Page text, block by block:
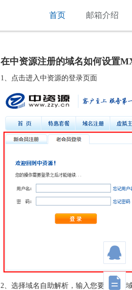
首页 邮箱介绍
在中资源注册的域名如何设置
1、点击进入中资源的登录页面
2、选择域名自助解析，输入您要管理的